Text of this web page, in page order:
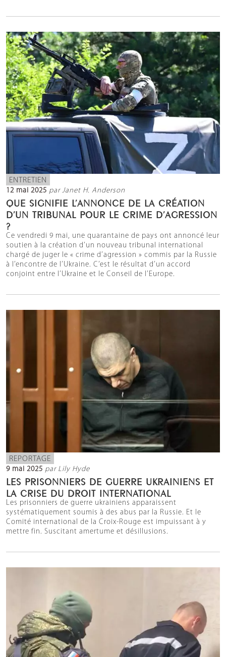
ENTRETIEN
12 mai 2025 par Janet H. Anderson
QUE SIGNIFIE L’ANNONCE DE LA CRÉATION
D’UN TRIBUNAL POUR LE CRIME D’AGRESSION
?
Ce vendredi 9 mai, une quarantaine de pays ont annoncé leur
soutien à la création d’un nouveau tribunal international
chargé de juger le « crime d’agression » commis par la Russie
à l’encontre de l’Ukraine. C’est le résultat d’un accord
conjoint entre l’Ukraine et le Conseil de l’Europe.
REPORTAGE
9 mai 2025 par Lily Hyde
LES PRISONNIERS DE GUERRE UKRAINIENS ET
LA CRISE DU DROIT INTERNATIONAL
Les prisonniers de guerre ukrainiens apparaissent
systématiquement soumis à des abus par la Russie. Et le
Comité international de la Croix-Rouge est impuissant à y
mettre fin. Suscitant amertume et désillusions.